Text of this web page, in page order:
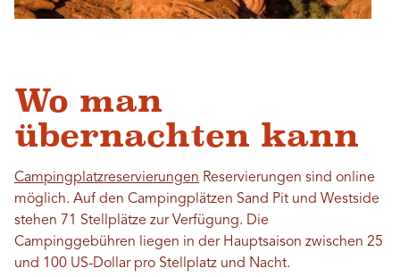
Wo man
übernachten kann
Campingplatzreservierungen Reservierungen sind online
möglich. Auf den Campingplätzen Sand Pit und Westside
stehen 71 Stellplätze zur Verfügung. Die
Campinggebühren liegen in der Hauptsaison zwischen 25
und 100 US-Dollar pro Stellplatz und Nacht.